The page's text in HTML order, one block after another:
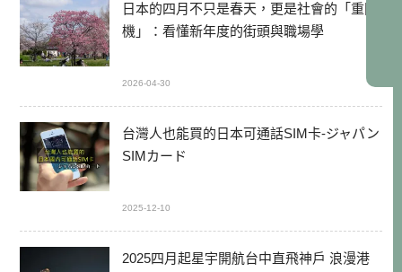
日本的四月不只是春天，更是社會的「重開
機」：看懂新年度的街頭與職場學
2026-04-30
台灣人也能買的日本可通話SIM卡-ジャパン
SIMカード
2025-12-10
2025四月起星宇開航台中直飛神戶 浪漫港